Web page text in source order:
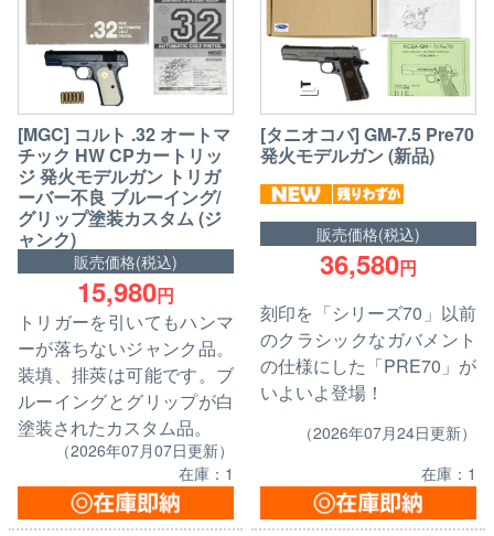
[MGC] コルト .32 オートマ
チック HW CPカートリッ
ジ 発火モデルガン トリガ
ーバー不良 ブルーイング/
グリップ塗装カスタム (ジ
ャンク)
販売価格(税込)
15,980円
トリガーを引いてもハンマ
ーが落ちないジャンク品。
装填、排莢は可能です。ブ
ルーイングとグリップが白
塗装されたカスタム品。
（2026年07月07日更新）
在庫：1
[タニオコバ] GM-7.5 Pre70
発火モデルガン (新品)
販売価格(税込)
36,580円
刻印を「シリーズ70」以前
のクラシックなガバメント
の仕様にした「PRE70」が
いよいよ登場！
（2026年07月24日更新）
在庫：1